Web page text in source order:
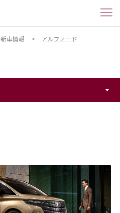
新車情報
アルファード